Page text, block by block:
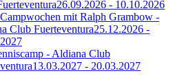
26.09.2026 - 10.10.2026
mit Ralph Grambow -
Club Fuerteventura25.12.2026 -
- Aldiana Club
13.03.2027 - 20.03.2027